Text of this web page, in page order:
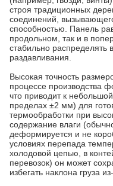
строя традиционных
соединений,
способностью. Панель
продольном, так и в
стабильно распределять
раздавливания.
Высокая точность
процессе производства
что приводит к
пределах ±2 мм) для
термообработки при
содержание влаги
деформируется и не
условиях перепада
холодовой цепью, в
перевозок) он может
избегать наклона груза